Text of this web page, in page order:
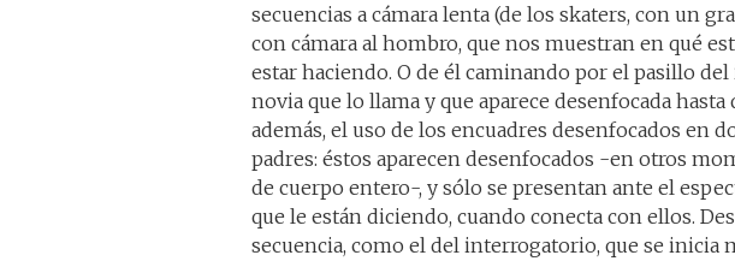
secuencias a cámara lenta (de los skaters, con un
con cámara al hombro, que nos muestran en qué
estar haciendo. O de él caminando por el pasillo
novia que lo llama y que aparece desenfocada
además, el uso de los encuadres desenfocados en
padres: éstos aparecen desenfocados -en otros
de cuerpo entero-, y sólo se presentan ante el
que le están diciendo, cuando conecta con ellos.
secuencia, como el del interrogatorio, que se inicia